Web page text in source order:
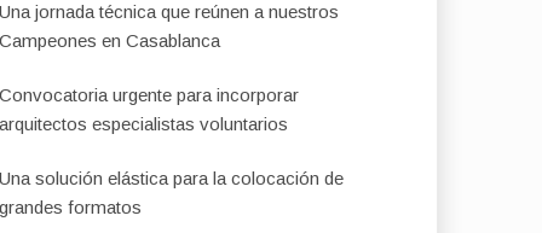
Una jornada técnica que reúnen a nuestros
Campeones en Casablanca
Convocatoria urgente para incorporar
arquitectos especialistas voluntarios
Una solución elástica para la colocación de
grandes formatos